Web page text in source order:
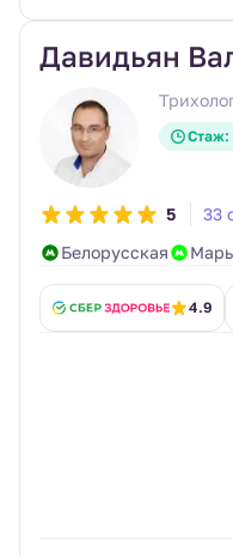
Давидьян
Стаж:
5
33
Белорусская
4.9